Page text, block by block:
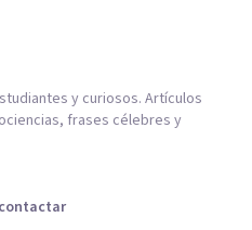
y curiosos. Artículos
frases célebres y